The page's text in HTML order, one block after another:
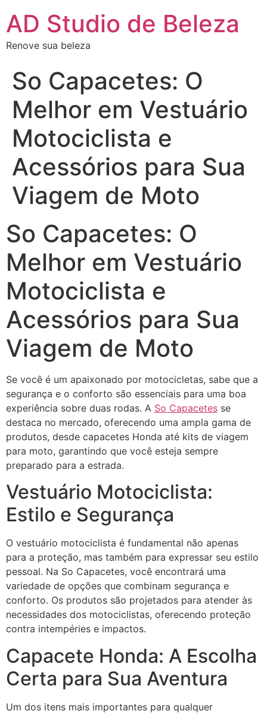
AD Studio de Beleza
Renove sua beleza
So Capacetes: O
Melhor em Vestuário
Motociclista e
Acessórios para Sua
Viagem de Moto
So Capacetes: O
Melhor em Vestuário
Motociclista e
Acessórios para Sua
Viagem de Moto
Se você é um apaixonado por motocicletas, sabe que a
segurança e o conforto são essenciais para uma boa
experiência sobre duas rodas. A So Capacetes se
destaca no mercado, oferecendo uma ampla gama de
produtos, desde capacetes Honda até kits de viagem
para moto, garantindo que você esteja sempre
preparado para a estrada.
Vestuário Motociclista:
Estilo e Segurança
O vestuário motociclista é fundamental não apenas
para a proteção, mas também para expressar seu estilo
pessoal. Na So Capacetes, você encontrará uma
variedade de opções que combinam segurança e
conforto. Os produtos são projetados para atender às
necessidades dos motociclistas, oferecendo proteção
contra intempéries e impactos.
Capacete Honda: A Escolha
Certa para Sua Aventura
Um dos itens mais importantes para qualquer